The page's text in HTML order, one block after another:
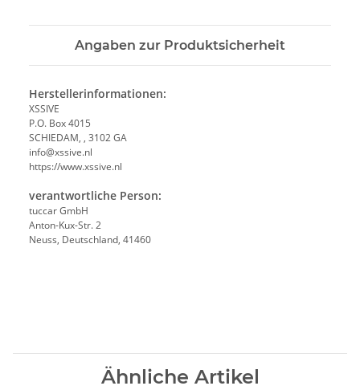
Angaben zur Produktsicherheit
Herstellerinformationen:
XSSIVE
P.O. Box 4015
SCHIEDAM, , 3102 GA
info@xssive.nl
https://www.xssive.nl
verantwortliche Person:
tuccar GmbH
Anton-Kux-Str. 2
Neuss, Deutschland, 41460
Ähnliche Artikel